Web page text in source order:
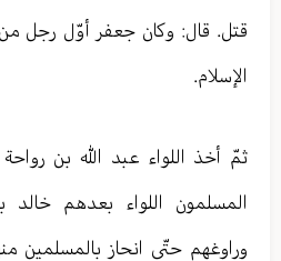
قتل. قال: وكان جعفر أوّل رجل
الإسلام.
ثمّ أخذ اللواء عبد الله بن
المسلمون اللواء بعدهم خالد
وراوغهم حتّى انحاز بالمسلمين